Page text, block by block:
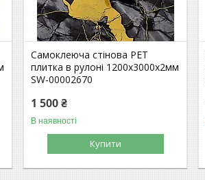
Самоклеюча стінова PET
плитка в рулоні 1200х3000х2мм
SW-00002670
1 500 ₴
В наявності
Купити